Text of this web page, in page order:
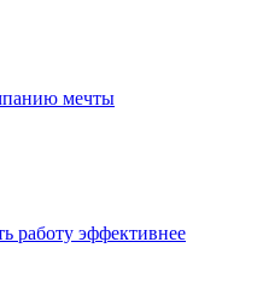
мечты
работу эффективнее